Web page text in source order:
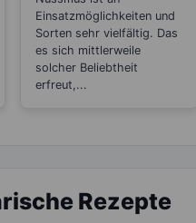
Einsatzmöglichkeiten und
Sorten sehr vielfältig. Das
es sich mittlerweile
solcher Beliebtheit
erfreut,...
Rezepte